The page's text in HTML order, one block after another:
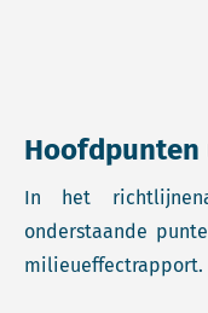
In het
onderstaande
milieueffectrapport.